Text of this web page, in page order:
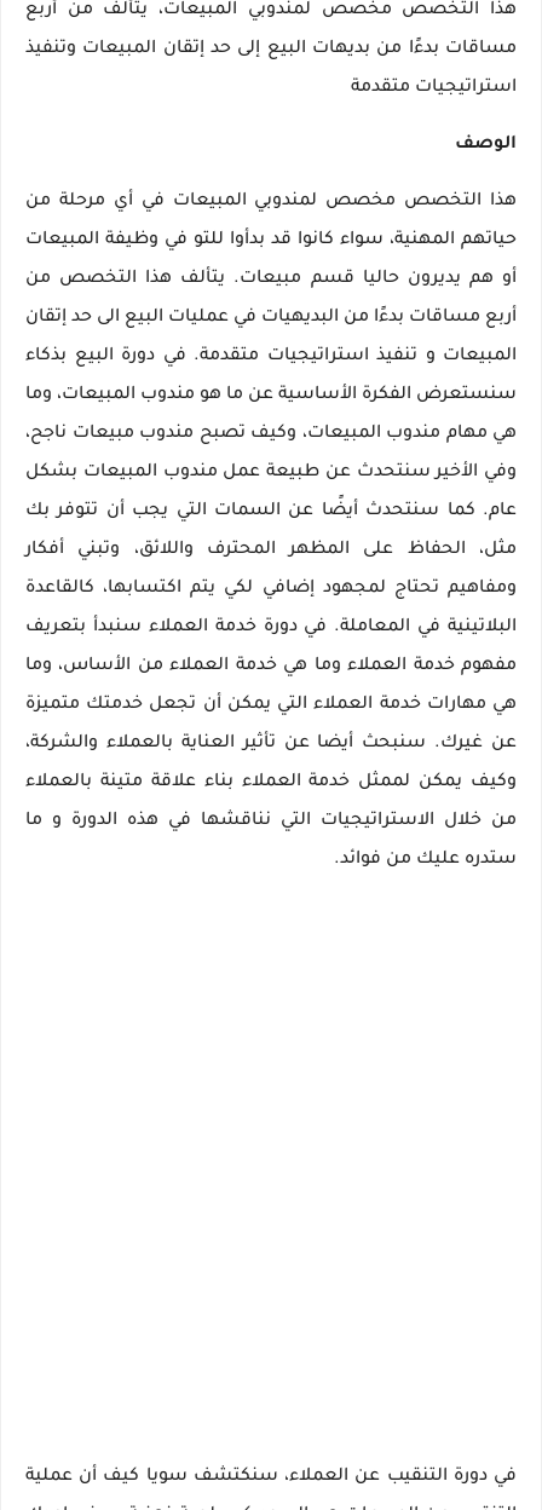
هذا التخصص مخصص لمندوبي المبيعات، يتألف من أربع
مساقات بدءًا من بديهات البيع إلى حد إتقان المبيعات وتنفيذ
استراتيجيات متقدمة
الوصف
هذا التخصص مخصص لمندوبي المبيعات في أي مرحلة من
حياتهم المهنية، سواء كانوا قد بدأوا للتو في وظيفة المبيعات
أو هم يديرون حاليا قسم مبيعات. يتألف هذا التخصص من
أربع مساقات بدءًا من البديهيات في عمليات البيع الى حد إتقان
المبيعات و تنفيذ استراتيجيات متقدمة. في دورة البيع بذكاء
سنستعرض الفكرة الأساسية عن ما هو مندوب المبيعات، وما
هي مهام مندوب المبيعات، وكيف تصبح مندوب مبيعات ناجح،
وفي الأخير سنتحدث عن طبيعة عمل مندوب المبيعات بشكل
عام. كما سنتحدث أيضًا عن السمات التي يجب أن تتوفر بك
مثل، الحفاظ على المظهر المحترف واللائق، وتبني أفكار
ومفاهيم تحتاج لمجهود إضافي لكي يتم اكتسابها، كالقاعدة
البلاتينية في المعاملة. في دورة خدمة العملاء سنبدأ بتعريف
مفهوم خدمة العملاء وما هي خدمة العملاء من الأساس، وما
هي مهارات خدمة العملاء التي يمكن أن تجعل خدمتك متميزة
عن غيرك. سنبحث أيضا عن تأثير العناية بالعملاء والشركة،
وكيف يمكن لممثل خدمة العملاء بناء علاقة متينة بالعملاء
من خلال الاستراتيجيات التي نناقشها في هذه الدورة و ما
ستدره عليك من فوائد.
في دورة التنقيب عن العملاء، سنكتشف سويا كيف أن عملية